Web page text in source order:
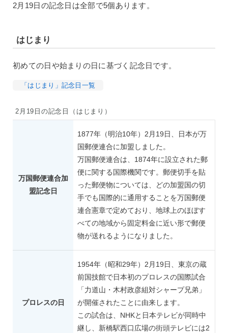
2月19日の記念日は全部で5個あります。
はじまり
初めての日や始まりの日に基づく記念日です。
「はじまり」記念日一覧
2月19日の記念日（はじまり）
万国郵便連合加
盟記念日
1877年（明治10年）2月19日、日本が万
国郵便連合に加盟しました。
万国郵便連合は、1874年に設立された郵
便に関する国際機関です。郵便切手を貼
った郵便物については、どの加盟国の切
手でも国際的に通用することを万国郵便
連合憲章で定めており、地球上のほぼす
べての地域から固定料金に近い形で郵便
物が送れるようになりました。
プロレスの日
1954年（昭和29年）2月19日、東京の蔵
前国技館で日本初のプロレスの国際試合
「力道山・木村政彦組対シャープ兄弟」
が開催されたことに由来します。
この試合は、NHKと日本テレビが同時中
継し、新橋駅西口広場の街頭テレビには2